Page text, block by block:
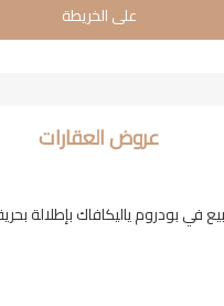
على الخريطة
عروض العقارات
في بودروم ياليكافاك بإطلالة